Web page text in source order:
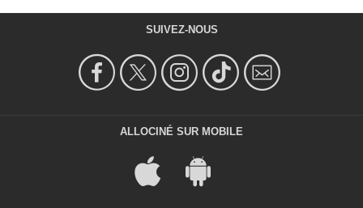
SUIVEZ-NOUS
ALLOCINÉ SUR MOBILE